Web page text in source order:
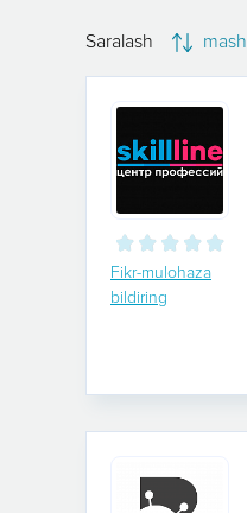
Saralash
Fikr-mulohaza
bildiring